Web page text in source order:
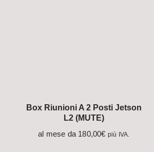
Box Riunioni A 2 Posti Jetson
L2 (MUTE)
al mese da 180,00€ più IVA.